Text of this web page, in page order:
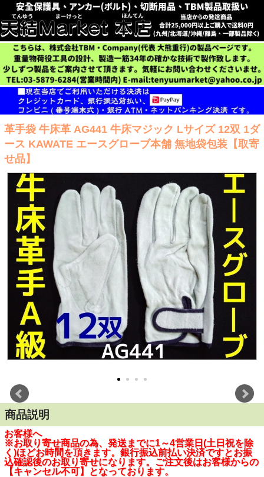
革手袋 牛床革 AG441 牛床マジック Lサイズ 12双 1ダ
ース KAWATE エースグローブ本舗 無地袋包装【取寄
せ品】
商品説明
お客様へ
※お取り寄せ商品の為、発送までに1～4営業日(土日祝を除
く)ほどお時間を頂きます。銀行振込前払い決済ですとお振
込確認後のお取り寄せになります。ご注文後はお客様からの
【キャンセル不可】となっております。